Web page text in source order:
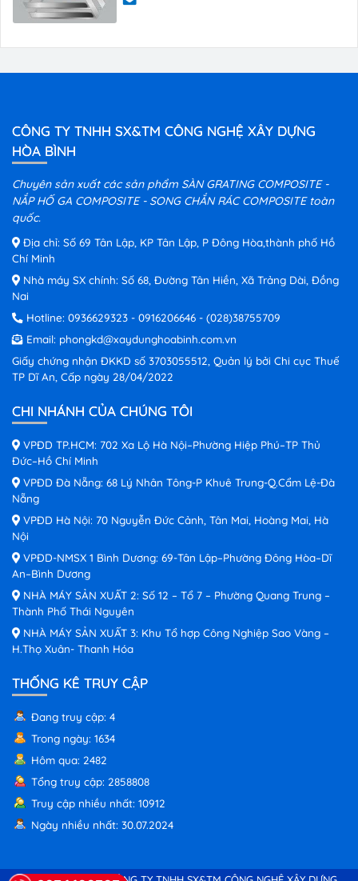
CÔNG TY TNHH SX&TM CÔNG NGHỆ XÂY DỰNG
HÒA BÌNH
Chuyên sản xuất các sản phẩm SÀN GRATING COMPOSITE -
NẮP HỐ GA COMPOSITE - SONG CHẮN RÁC COMPOSITE toàn
quốc.
Địa chỉ: Số 69 Tân Lập, KP Tân Lập, P Đông Hòa,thành phố Hồ
Chí Minh
Nhà máy SX chính: Số 68, Đường Tân Hiền, Xã Trảng Dài, Đồng
Nai
Hotline: 0936629323 - 0916206646 - (028)38755709
Email: phongkd@xaydunghoabinh.com.vn
Giấy chứng nhận ĐKKD số 3703055512, Quản lý bởi Chi cục Thuế
TP Dĩ An, Cấp ngày 28/04/2022
CHI NHÁNH CỦA CHÚNG TÔI
VPĐD TP.HCM: 702 Xa Lộ Hà Nội–Phường Hiệp Phú–TP Thủ
Đức–Hồ Chí Minh
VPĐD Đà Nẵng: 68 Lý Nhân Tông-P Khuê Trung-Q.Cẩm Lệ-Đà
Nẵng
VPĐD Hà Nội: 70 Nguyễn Đức Cảnh, Tân Mai, Hoàng Mai, Hà
Nội
VPĐD-NMSX 1 Bình Dương: 69-Tân Lập–Phường Đông Hòa–Dĩ
An–Bình Dương
NHÀ MÁY SẢN XUẤT 2: Số 12 – Tổ 7 – Phường Quang Trung –
Thành Phố Thái Nguyên
NHÀ MÁY SẢN XUẤT 3: Khu Tổ hợp Công Nghiệp Sao Vàng –
H.Thọ Xuân- Thanh Hóa
THỐNG KÊ TRUY CẬP
Đang truy cập: 4
Trong ngày: 1634
Hôm qua: 2482
Tổng truy cập: 2858808
Truy cập nhiều nhất: 10912
Ngày nhiều nhất: 30.07.2024